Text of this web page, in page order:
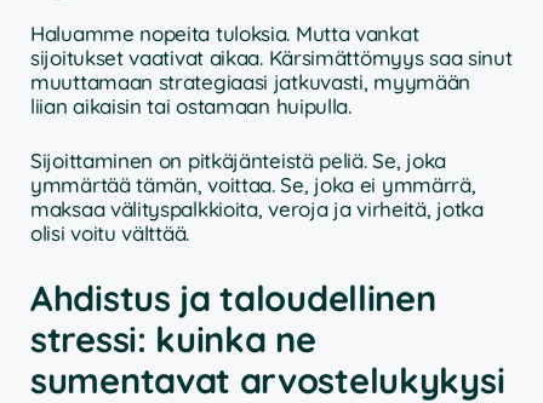
Haluamme nopeita tuloksia. Mutta vankat
sijoitukset vaativat aikaa. Kärsimättömyys saa sinut
muuttamaan strategiaasi jatkuvasti, myymään
liian aikaisin tai ostamaan huipulla.
Sijoittaminen on pitkäjänteistä peliä. Se, joka
ymmärtää tämän, voittaa. Se, joka ei ymmärrä,
maksaa välityspalkkioita, veroja ja virheitä, jotka
olisi voitu välttää.
Ahdistus ja taloudellinen
stressi: kuinka ne
sumentavat arvostelukykysi